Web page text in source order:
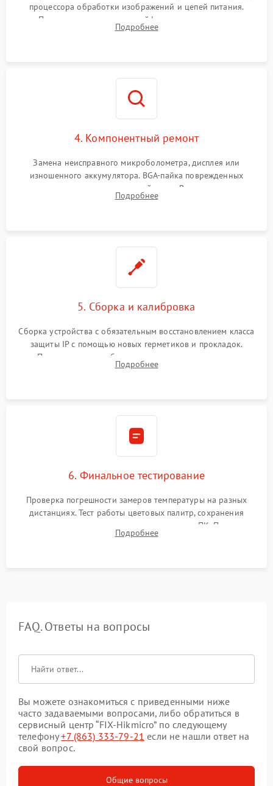
процессора обработки изображений и цепей питания.
Проверка целостности шлейфов, модуля памяти и
интерфейсов связи. Выявление сгоревших SMD-компонентов
Подробнее
4. Компонентный ремонт
Замена неисправного микроболометра, дисплея или
изношенного аккумулятора. BGA-пайка поврежденных
контроллеров на материнской плате. Восстановление
разъемов и кнопок, замена поврежденных элементов
Подробнее
5. Сборка и калибровка
Сборка устройства с обязательным восстановлением класса
защиты IP с помощью новых герметиков и прокладок.
Программная калибровка матрицы по эталонному
абсолютно черному телу для точного измерения температур.
Подробнее
6. Финальное тестирование
Проверка погрешности замеров температуры на разных
дистанциях. Тест работы цветовых палитр, сохранения
термограмм в память и передачи данных на ПК. Проверка
автономности работы и итоговый контроль качества.
Подробнее
FAQ. Ответы на вопросы
Вы можете ознакомиться с приведенными ниже
часто задаваемыми вопросами, либо обратиться в
сервисный центр “FIX-Hikmicro” по следующему
телефону+7 (863) 333-79-21 если не нашли ответ на
свой вопрос.
Общие вопросы